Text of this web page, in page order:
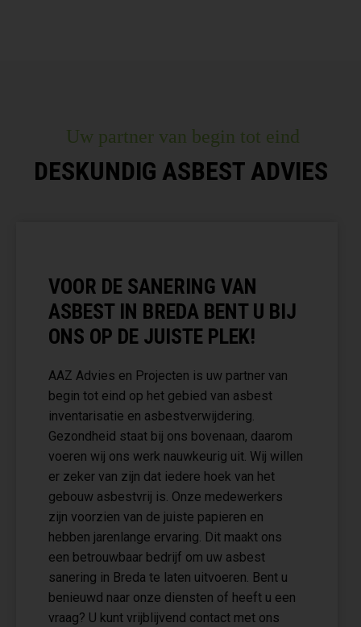
Uw partner van begin tot eind
DESKUNDIG ASBEST ADVIES
VOOR DE SANERING VAN
ASBEST IN BREDA BENT U BIJ
ONS OP DE JUISTE PLEK!
AAZ Advies en Projecten is uw partner van
begin tot eind op het gebied van asbest
inventarisatie en asbestverwijdering.
Gezondheid staat bij ons bovenaan, daarom
voeren wij ons werk nauwkeurig uit. Wij willen
er zeker van zijn dat iedere hoek van het
gebouw asbestvrij is. Onze medewerkers
zijn voorzien van de juiste papieren en
hebben jarenlange ervaring. Dit maakt ons
een betrouwbaar bedrijf om uw asbest
sanering in Breda te laten uitvoeren. Bent u
benieuwd naar onze diensten of heeft u een
vraag? U kunt vrijblijvend contact met ons